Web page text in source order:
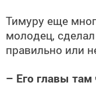
Тимуру еще
молодец,
правильно или
– Его главы там